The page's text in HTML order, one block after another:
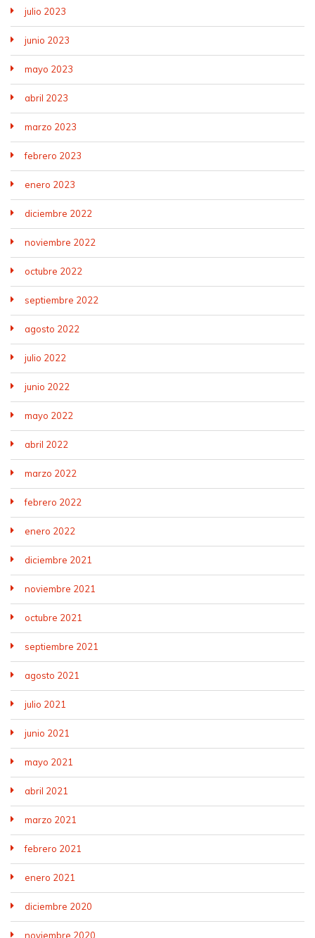
julio 2023
junio 2023
mayo 2023
abril 2023
marzo 2023
febrero 2023
enero 2023
diciembre 2022
noviembre 2022
octubre 2022
septiembre 2022
agosto 2022
julio 2022
junio 2022
mayo 2022
abril 2022
marzo 2022
febrero 2022
enero 2022
diciembre 2021
noviembre 2021
octubre 2021
septiembre 2021
agosto 2021
julio 2021
junio 2021
mayo 2021
abril 2021
marzo 2021
febrero 2021
enero 2021
diciembre 2020
noviembre 2020